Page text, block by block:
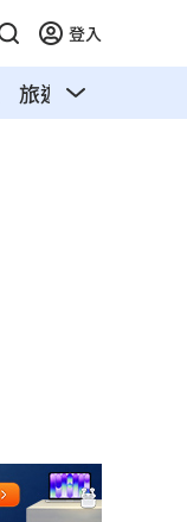
登入
旅遊 汽車